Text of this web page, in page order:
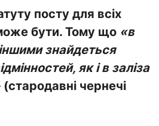
посту для всіх
бути. Тому що «в
знайдеться
як і в заліза
(стародавні чернечі